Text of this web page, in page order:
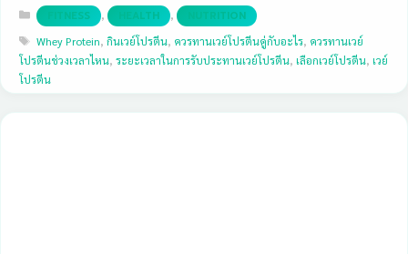
Categories
FITNESS , HEALTH , NUTRITION
Tags
Whey Protein,กินเวย์โปรตีน, ควรทานเวย์โปรตีนคู่กับอะไร, ควรทานเวย์
โปรตีนช่วงเวลาไหน, ระยะเวลาในการรับประทานเวย์โปรตีน, เลือกเวย์โปรตีน, เวย์
โปรตีน